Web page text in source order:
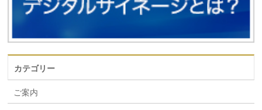
カテゴリー
ご案内